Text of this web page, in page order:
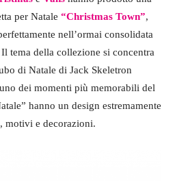
per Natale “Christmas Town”,
nell’ormai consolidata
tema della collezione si concentra
di Natale di Jack Skeletron
dei momenti più memorabili del
hanno un design estremamente
motivi e decorazioni.